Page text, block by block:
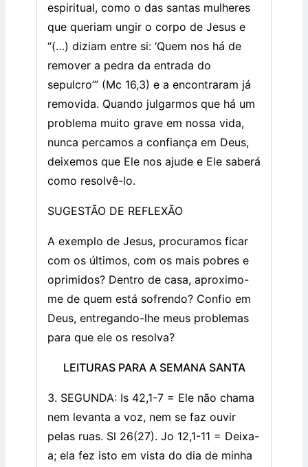
espiritual, como o das santas mulheres
que queriam ungir o corpo de Jesus e
“(…) diziam entre si: ‘Quem nos há de
remover a pedra da entrada do
sepulcro’” (Mc 16,3) e a encontraram já
removida. Quando julgarmos que há um
problema muito grave em nossa vida,
nunca percamos a confiança em Deus,
deixemos que Ele nos ajude e Ele saberá
como resolvê-lo.
SUGESTÃO DE REFLEXÃO
A exemplo de Jesus, procuramos ficar
com os últimos, com os mais pobres e
oprimidos? Dentro de casa, aproximo-
me de quem está sofrendo? Confio em
Deus, entregando-lhe meus problemas
para que ele os resolva?
LEITURAS PARA A SEMANA SANTA
3. SEGUNDA: Is 42,1-7 = Ele não chama
nem levanta a voz, nem se faz ouvir
pelas ruas. Sl 26(27). Jo 12,1-11 = Deixa-
a; ela fez isto em vista do dia de minha